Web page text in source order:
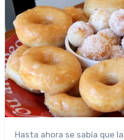
Hasta ahora se sabía que la lengua humana era